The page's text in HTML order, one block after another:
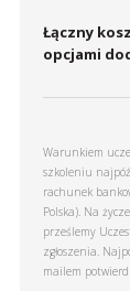
Łączny
opcjami
Warunkiem
szkoleniu
rachunek
Polska). Na
prześlemy
zgłoszenia.
mailem